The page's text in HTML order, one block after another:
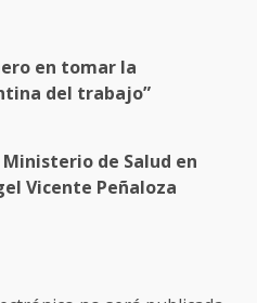
en tomar la
del trabajo”
de Salud en
Vicente Peñaloza